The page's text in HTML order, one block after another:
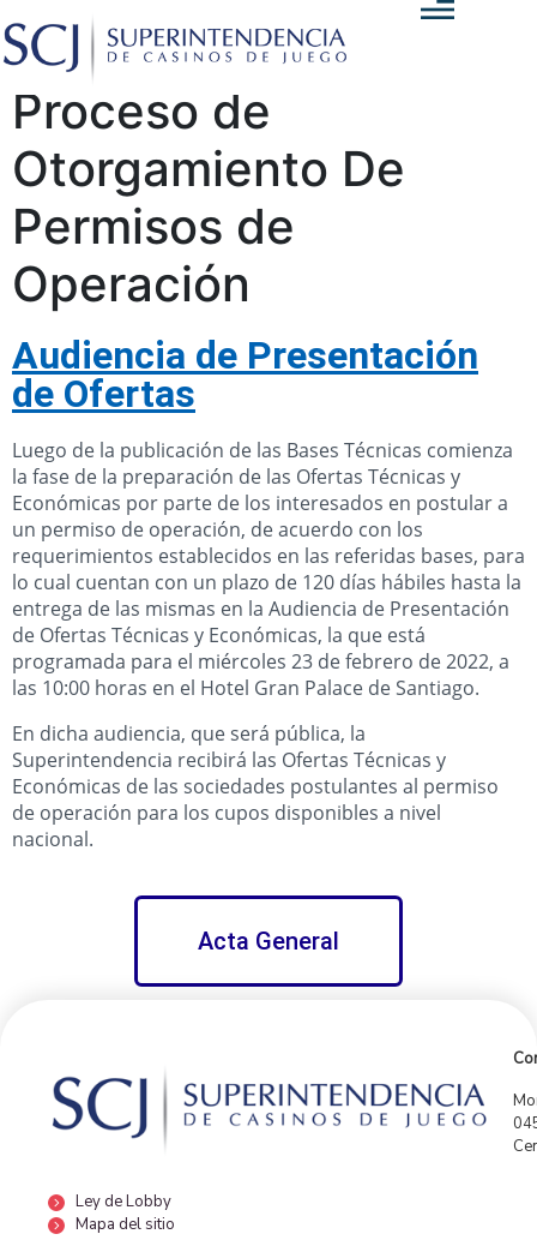
Proceso de
Otorgamiento De
Permisos de
Operación
Audiencia de Presentación
de Ofertas
Luego de la publicación de las Bases Técnicas comienza
la fase de la preparación de las Ofertas Técnicas y
Económicas por parte de los interesados en postular a
un permiso de operación, de acuerdo con los
requerimientos establecidos en las referidas bases, para
lo cual cuentan con un plazo de 120 días hábiles hasta la
entrega de las mismas en la Audiencia de Presentación
de Ofertas Técnicas y Económicas, la que está
programada para el miércoles 23 de febrero de 2022, a
las 10:00 horas en el Hotel Gran Palace de Santiago.
En dicha audiencia, que será pública, la
Superintendencia recibirá las Ofertas Técnicas y
Económicas de las sociedades postulantes al permiso
de operación para los cupos disponibles a nivel
nacional.
Acta General
Ley de Lobby
Mapa del sitio